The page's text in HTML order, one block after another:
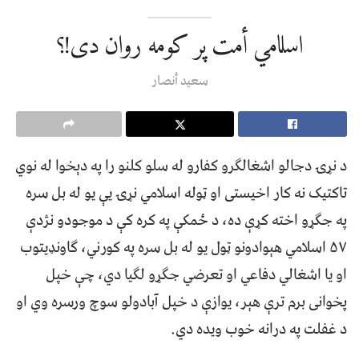
اسلامي أمت پر کومه روان دی!؟
سعید أنصار
د نړۍ دجالو اشغالګرو کفارو له سلو کلنو را په دېخوا له نوي
تاکتیک نه کار اخیستی او ټوله اسلامي نړۍ یې یو له بل سره
په جګړو اخته کړې ده، د ځمکې په کره کې د موجودو نژدې
۵۷ اسلامي هېوادونو ټول یو له بل سره په کورني، ګاونډیتوب
او یا اشغالي دفاعي او تعرضي جګړو لګیا دي، چې خپل
پخوانی برم ترې هېر، یوازې د خپل آبادولو سوچ ورسره وي او
د غفلت په درانه خوب ویده دي.